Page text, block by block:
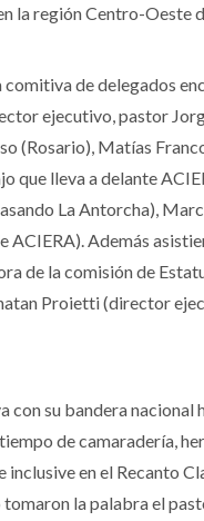
la región Centro-Oeste
comitiva de delegados
ejecutivo, pastor
(Rosario), Matías
que lleva a delante
La Antorcha),
ACIERA). Además
de la comisión de
Proietti (director
con su bandera
de camaradería,
en el Recanto
la palabra el